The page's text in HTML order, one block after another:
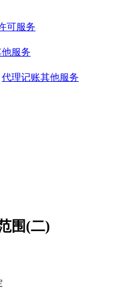
可服务
服务
代理记账其他服务
围(二)